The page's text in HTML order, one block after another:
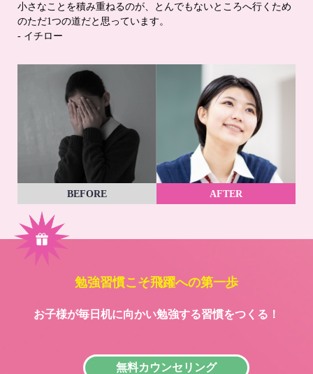
小さなことを積み重ねるのが、とんでもないところへ行くため
のただ1つの道だと思っています。
- イチロー
BEFORE AFTER
勉強習慣こそ飛躍への第一歩
お子様が毎日机に向かい勉強する習慣をつくる！
無料カウンセリング